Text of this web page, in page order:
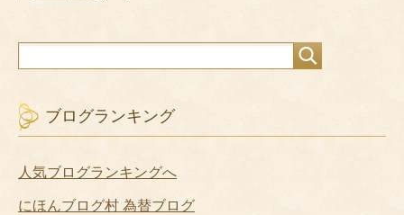
ブログランキング
人気ブログランキングへ
にほんブログ村 為替ブログ